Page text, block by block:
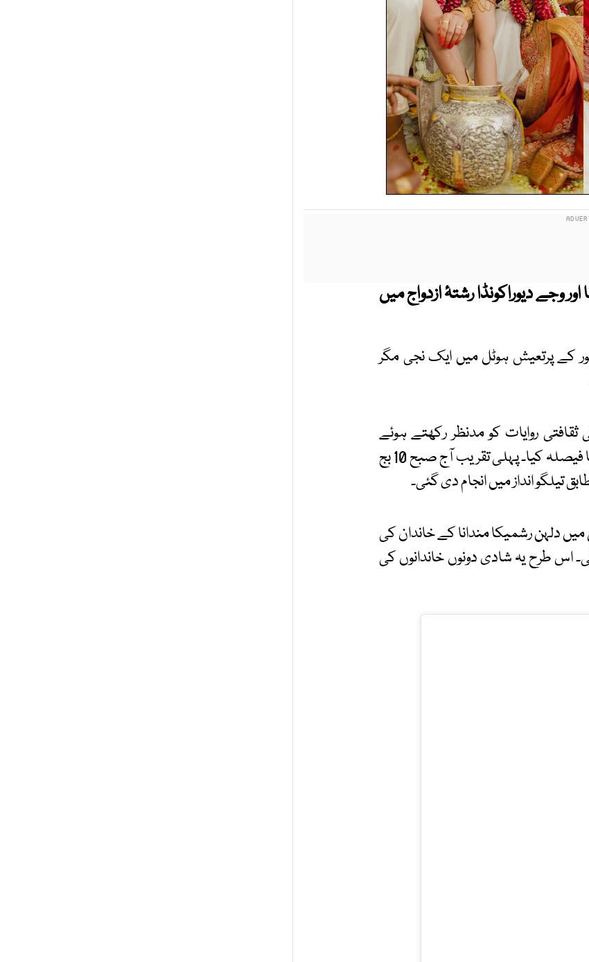
وجے دیوراکونڈا رشتۂ ازدواج میں
کے پرتعیش ہوٹل میں ایک نجی مگر
روایات کو مدنظر رکھتے ہوئے
شادی کی تقریبات کو دو مختلف انداز میں منعقد کرنے کا فیصلہ کیا۔ پہلی تقریب آج صبح 10 بج
دلہن رشمیکا مندانا کے خاندان کی
اس طرح یہ شادی دونوں خاندانوں کی